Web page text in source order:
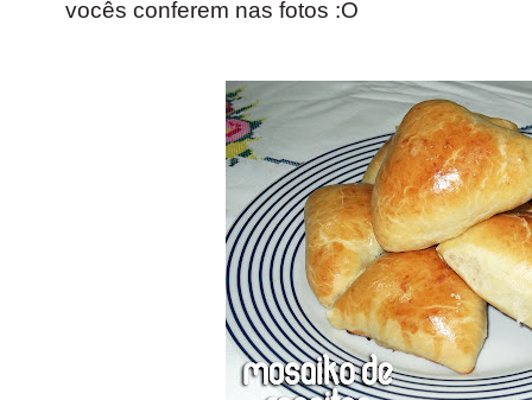
vocês conferem nas fotos :O